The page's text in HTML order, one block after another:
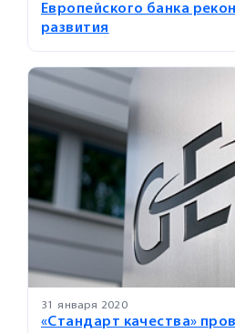
Европейского банка
развития
31 января 2020
«Стандарт качества»